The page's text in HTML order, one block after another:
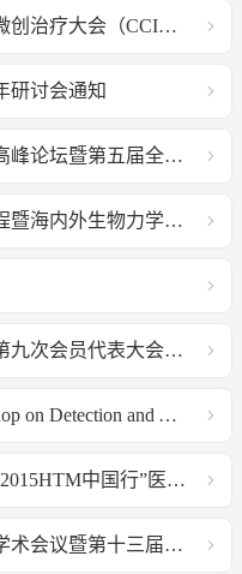
第七届中国肿瘤介入与微创治疗大会（CCIO 2016）
研讨会通知
第二届全国医用机器人高峰论坛暨第五届全国计算机辅助外科学术会议通知
第六届中美生物医学工程暨海内外生物力学学术研讨会征文通知
中国生物医学工程学会第九次会员代表大会暨2015年学术大会第二轮通知
2015 International Workshop on Detection and Analysis of Single Blood Cancer Cells成功举办
关于举办“飞越驼峰——2015HTM中国行”医疗器械管理与实践系列巡讲2015全年总结会通知
第十一届全国生物力学学术会议暨第十三届全国生物流变学学术会议在太原圆满闭幕